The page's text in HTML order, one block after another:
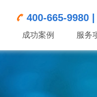
400-665-9980 |
成功案例 服务